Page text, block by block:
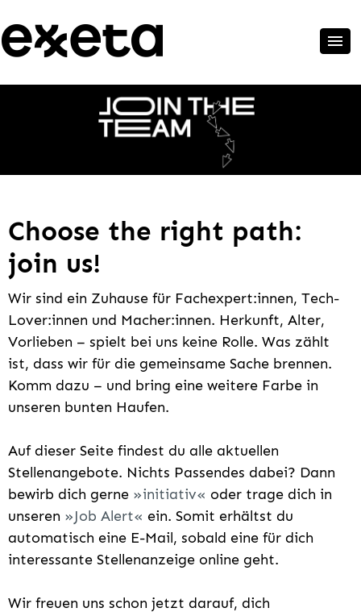
Choose the right path:
join us!
Wir sind ein Zuhause für Fachexpert:innen, Tech-
Lover:innen und Macher:innen. Herkunft, Alter,
Vorlieben – spielt bei uns keine Rolle. Was zählt
ist, dass wir für die gemeinsame Sache brennen.
Komm dazu – und bring eine weitere Farbe in
unseren bunten Haufen.
Auf dieser Seite findest du alle aktuellen
Stellenangebote. Nichts Passendes dabei? Dann
bewirb dich gerne
initiativ
oder trage dich in
unseren
Job Alert
ein. Somit erhältst du
automatisch eine E-Mail, sobald eine für dich
interessante Stellenanzeige online geht.
Wir freuen uns schon jetzt darauf, dich